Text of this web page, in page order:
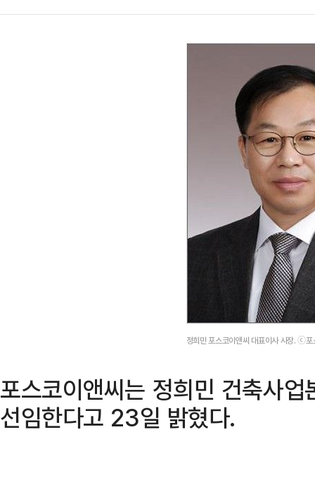
정희민 포스코이앤씨 대표이사 사장. ⓒ포
포스코이앤씨는 정희민 건축사
선임한다고 23일 밝혔다.